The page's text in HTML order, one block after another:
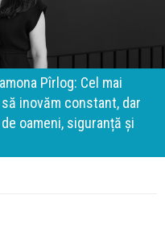
Pîrlog: Cel mai
inovăm constant, dar
oameni, siguranță și